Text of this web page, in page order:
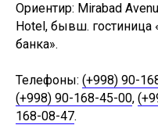
Ориентир: Mirabad
Hotel, бывш. гостиница
банка».
Телефоны: (+998) 90-
(+998) 90-168-45-00,
168-08-47.